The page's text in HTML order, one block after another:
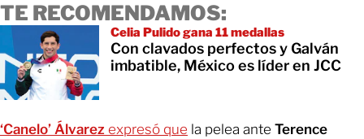
TE RECOMENDAMOS:
Celia Pulido gana 11 medallas
Con clavados perfectos y Galván
imbatible, México es líder en JCC
‘Canelo’ Álvarez expresó que la pelea ante Terence